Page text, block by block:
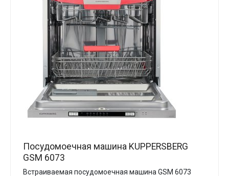
Посудомоечная машина KUPPERSBERG
GSM 6073
Встраиваемая посудомоечная машина GSM 6073